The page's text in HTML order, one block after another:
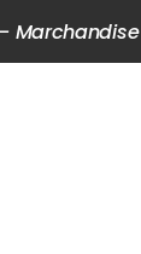
Marchandise